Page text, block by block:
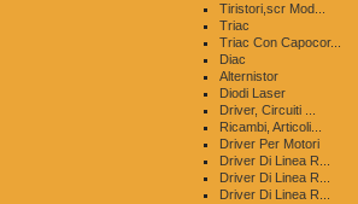
Tiristori,scr Mod...
Triac
Triac Con Capocor...
Diac
Alternistor
Diodi Laser
Driver, Circuiti ...
Ricambi, Articoli...
Driver Per Motori
Driver Di Linea R...
Driver Di Linea R...
Driver Di Linea R...